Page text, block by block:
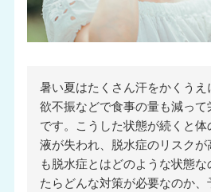
暑い夏はたくさん汗をかくう
欲不振などで食事の量も減って
です。こうした状態が続くと
液が失われ、脱水症のリスク
も脱水症とはどのような状態
たらどんな対策が必要なのか